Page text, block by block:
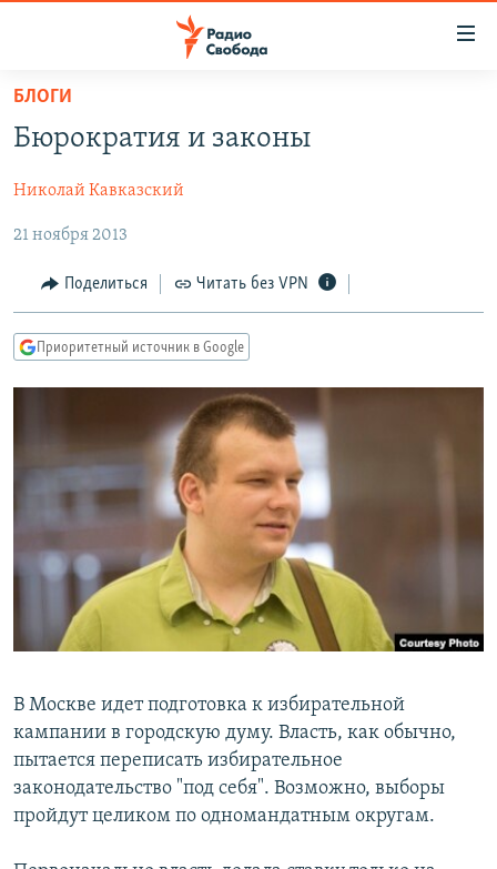
упрощенного
доступа
содержанию
Вернутся
главной
навигации
Вернутся
ПОДКАСТЫ
АВТОРСКИЕ ПРОЕКТЫ
ЦИТАТЫ СВОБОДЫ
МНЕНИЯ
КУЛЬТУРА
IDEL.РЕАЛИИ
СЕВЕР.РЕАЛИИ
СИБИРЬ.РЕАЛИИ
РАСПИСАНИЕ ВЕЩАНИЯ
ПОДПИШИТЕСЬ НА РАССЫЛКУ
СОЦИАЛЬНЫЕ СЕТИ
Все сайты РСЕ/РС
БЛОГИ
Бюрократия и законы
Николай Кавказский
21 ноября 2013
Поделиться Читать без VPN
Приоритетный источник в Google
В Москве идет подготовка к избирательной
кампании в городскую думу. Власть, как обычно,
пытается переписать избирательное
законодательство "под себя". Возможно, выборы
пройдут целиком по одномандатным округам.